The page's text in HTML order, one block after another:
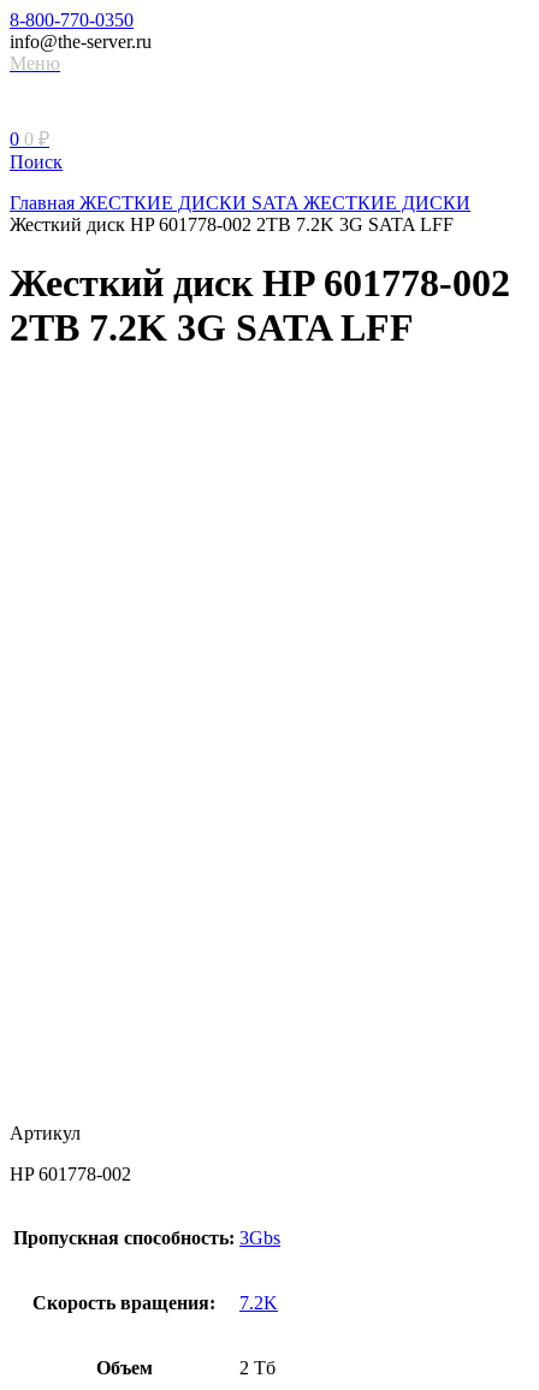
8-800-770-0350
info@the-server.ru
Меню
0 0 ₽
Поиск
Главная ЖЕСТКИЕ ДИСКИ SATA ЖЕСТКИЕ ДИСКИ
Жесткий диск HP 601778-002 2TB 7.2K 3G SATA LFF
Жесткий диск HP 601778-002
2TB 7.2K 3G SATA LFF
Артикул
HP 601778-002
Пропускная способность: 3Gbs
Скорость вращения: 7.2K
Объем 2 Тб